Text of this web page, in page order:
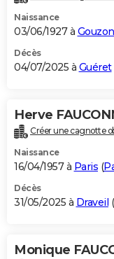
Naissance
03/06/1927 à Gouzon
Décès
04/07/2025 à Guéret
Herve
Créer une cagnotte
Naissance
16/04/1957 à Paris (
Décès
31/05/2025 à Draveil (
Monique